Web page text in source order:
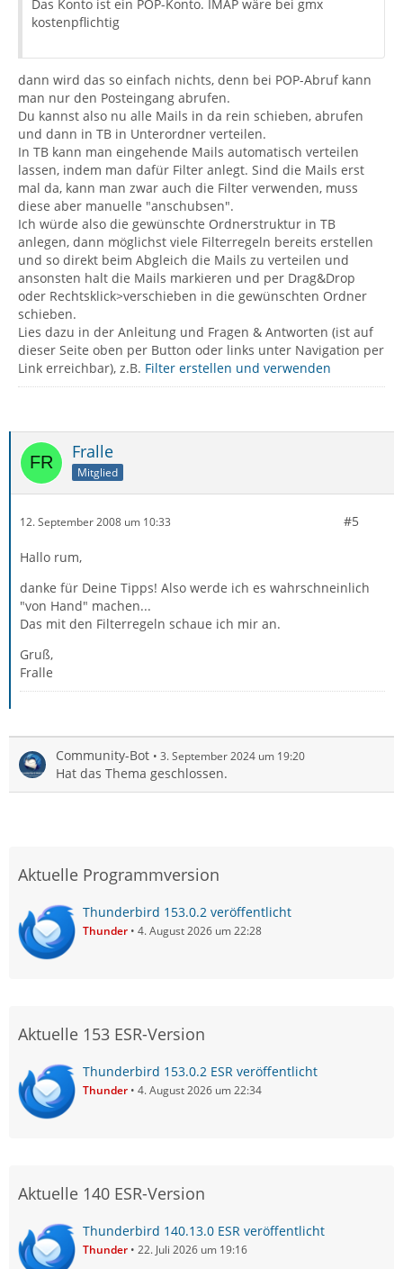
Das Konto ist ein POP-Konto. IMAP wäre bei gmx
kostenpflichtig
dann wird das so einfach nichts, denn bei POP-Abruf kann
man nur den Posteingang abrufen.
Du kannst also nu alle Mails in da rein schieben, abrufen
und dann in TB in Unterordner verteilen.
In TB kann man eingehende Mails automatisch verteilen
lassen, indem man dafür Filter anlegt. Sind die Mails erst
mal da, kann man zwar auch die Filter verwenden, muss
diese aber manuelle "anschubsen".
Ich würde also die gewünschte Ordnerstruktur in TB
anlegen, dann möglichst viele Filterregeln bereits erstellen
und so direkt beim Abgleich die Mails zu verteilen und
ansonsten halt die Mails markieren und per Drag&Drop
oder Rechtsklick>verschieben in die gewünschten Ordner
schieben.
Lies dazu in der Anleitung und Fragen & Antworten (ist auf
dieser Seite oben per Button oder links unter Navigation per
Link erreichbar), z.B. Filter erstellen und verwenden
Fralle
Mitglied
12. September 2008 um 10:33 #5
Hallo rum,
danke für Deine Tipps! Also werde ich es wahrschneinlich
"von Hand" machen...
Das mit den Filterregeln schaue ich mir an.
Gruß,
Fralle
Community-Bot 3. September 2024 um 19:20
Hat das Thema geschlossen.
Aktuelle Programmversion
Thunderbird 153.0.2 veröffentlicht
Thunder 4. August 2026 um 22:28
Aktuelle 153 ESR-Version
Thunderbird 153.0.2 ESR veröffentlicht
Thunder 4. August 2026 um 22:34
Aktuelle 140 ESR-Version
Thunderbird 140.13.0 ESR veröffentlicht
Thunder 22. Juli 2026 um 19:16